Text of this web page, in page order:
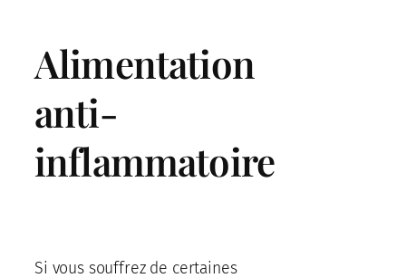
Alimentation
anti-
inflammatoire
Si vous souffrez de certaines